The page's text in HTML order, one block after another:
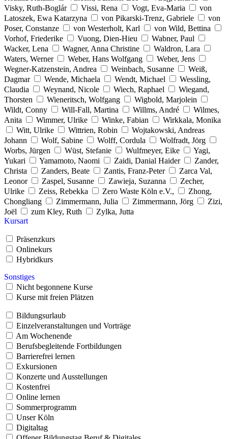
Visky, Ruth-Boglár
Vissi, Rena Vogt, Eva-Maria
von
Latoszek, Ewa Katarzyna
von Pikarski-Trenz, Gabriele
von
Poser, Constanze
von Westerholt, Karl
von Wild, Bettina
Vorhof, Friederike
Vuong, Dien-Hieu
Wabner, Paul
Wacker, Lena
Wagner, Anna Christine
Waldron, Lara
Waters, Werner
Weber, Hans Wolfgang
Weber, Jens
Wegner-Katzenstein, Andrea
Weinbach, Susanne
Weiß,
Dagmar
Wende, Michaela Wendt, Michael
Wessling,
Claudia
Weynand, Nicole Wiech, Raphael
Wiegand,
Thorsten
Wieneritsch, Wolfgang
Wigbold, Marjolein
Wildt, Conny
Will-Fall, Martina Willms, André
Wilmes,
Anita
Wimmer, Ulrike Winke, Fabian
Wirkkala, Monika
Witt, Ulrike
Wittrien, Robin
Wojtakowski, Andreas
Johann
Wolf, Sabine Wolff, Cordula
Wolfradt, Jörg
Worbs, Jürgen
Wüst, Stefanie Wulfmeyer, Eike
Yagi,
Yukari
Yamamoto, Naomi Zaidi, Danial Haider
Zander,
Christa
Zanders, Beate Zantis, Franz-Peter
Zarca Val,
Leonor
Zaspel, Susanne Zawieja, Suzanna
Zecher,
Ulrike
Zeiss, Rebekka Zero Waste Köln e.V.,
Zhong,
Chongliang
Zimmermann, Julia Zimmermann, Jörg
Zizi,
Joël
zum Kley, Ruth
Zylka, Jutta
Kursart
Präsenzkurs
Onlinekurs
Hybridkurs
Sonstiges
Nicht begonnene Kurse
Kurse mit freien Plätzen
Bildungsurlaub
Einzelveranstaltungen und Vorträge
Am Wochenende
Berufsbegleitende Fortbildungen
Barrierefrei lernen
Exkursionen
Konzerte und Ausstellungen
Kostenfrei
Online lernen
Sommerprogramm
Unser Köln
Digitaltag